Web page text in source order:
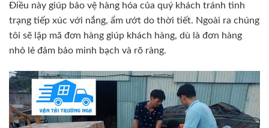
Điều này giúp bảo vệ hàng hóa của quý khách tránh tình
trạng tiếp xúc với nắng, ẩm ướt do thời tiết. Ngoài ra chúng
tôi sẽ lập mã đơn hàng giúp khách hàng, dù là đơn hàng
nhỏ lẻ đảm bảo minh bạch và rõ ràng.